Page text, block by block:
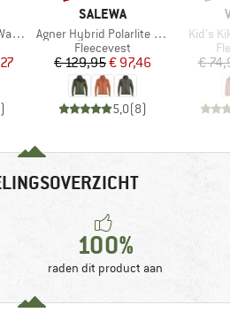
prijs
)
MERK
SALEWA
Artikel
Agner Hybrid Polarlite Durastretch Fullzip Hoody
Productgroep
Fleecevest
Prijs
€ 129,95Verlaagde prijs
€ 97,46
5,0(8)
Artikel
Kid's
€
100%
raden dit product aan